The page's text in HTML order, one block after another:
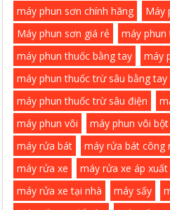
máy phun sơn chính hãng
Máy
Máy phun sơn giá rẻ
máy phun
máy phun thuốc bằng tay
máy
máy phun thuốc trừ sâu bằng tay
máy phun thuốc trừ sâu điện
máy phun vôi
máy phun vôi bột
máy rửa bát
máy rửa bát công
máy rửa xe
máy rửa xe áp xuất
máy rửa xe tại nhà
máy sấy